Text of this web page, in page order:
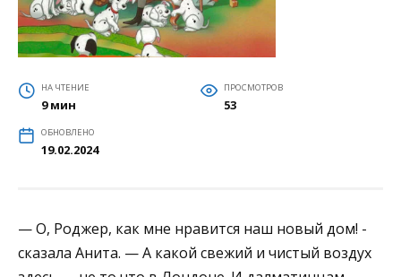
НА ЧТЕНИЕ
9 мин
ПРОСМОТРОВ
53
ОБНОВЛЕНО
19.02.2024
— О, Роджер, как мне нравится наш новый дом! ­
сказала Анита. — А какой свежий и чистый воздух